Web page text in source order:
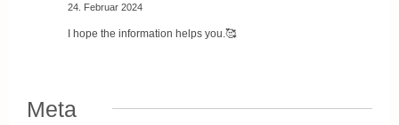
24. Februar 2024
I hope the information helps you.🥰
Meta